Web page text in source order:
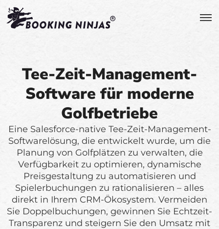
Tee-Zeit-Management-
Software für moderne
Golfbetriebe
Eine Salesforce-native Tee-Zeit-Management-
Softwarelösung, die entwickelt wurde, um die
Planung von Golfplätzen zu verwalten, die
Verfügbarkeit zu optimieren, dynamische
Preisgestaltung zu automatisieren und
Spielerbuchungen zu rationalisieren – alles
direkt in Ihrem CRM-Ökosystem. Vermeiden
Sie Doppelbuchungen, gewinnen Sie Echtzeit-
Transparenz und steigern Sie den Umsatz mit